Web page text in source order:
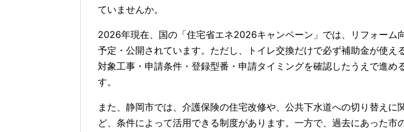
ていませんか。
2026年現在、国の「住宅省エネ2026キャンペーン」では、リフォーム
予定・公開されています。ただし、トイレ交換だけで必ず補助金が使え
対象工事・申請条件・登録型番・申請タイミングを確認したうえで進め
す。
また、静岡市では、介護保険の住宅改修や、公共下水道への切り替えに
ど、条件によって活用できる制度があります。一方で、過去にあった市